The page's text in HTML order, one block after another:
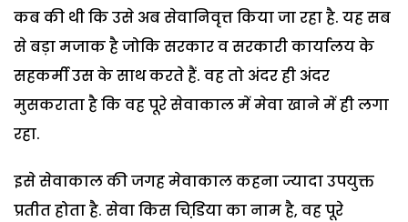
कब की थी कि उसे अब सेवानिवृत्त किया जा रहा है. यह सब
से बड़ा मजाक है जोकि सरकार व सरकारी कार्यालय के
सहकर्मी उस के साथ करते हैं. वह तो अंदर ही अंदर
मुसकराता है कि वह पूरे सेवाकाल में मेवा खाने में ही लगा
रहा.
इसे सेवाकाल की जगह मेवाकाल कहना ज्यादा उपयुक्त
प्रतीत होता है. सेवा किस चिडि़या का नाम है, वह पूरे